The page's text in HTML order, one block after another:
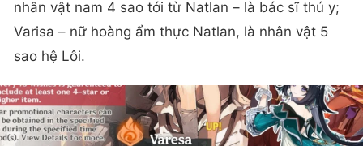
nhân vật nam 4 sao tới từ Natlan – là bác sĩ thú y;
Varisa – nữ hoàng ẩm thực Natlan, là nhân vật 5
sao hệ Lôi.